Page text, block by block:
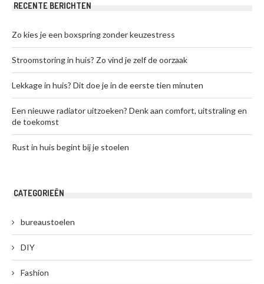
RECENTE BERICHTEN
Zo kies je een boxspring zonder keuzestress
Stroomstoring in huis? Zo vind je zelf de oorzaak
Lekkage in huis? Dit doe je in de eerste tien minuten
Een nieuwe radiator uitzoeken? Denk aan comfort, uitstraling en
de toekomst
Rust in huis begint bij je stoelen
CATEGORIEËN
bureaustoelen
DIY
Fashion